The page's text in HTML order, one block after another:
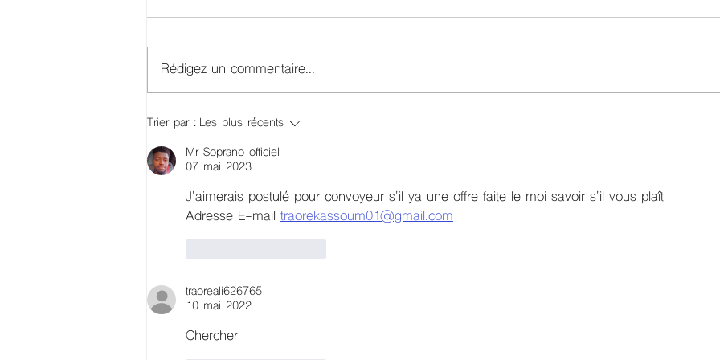
KORI TRANSPORT
Rédigez un commentaire...
Trier par : Les plus récents
Mr Soprano officiel
07 mai 2023
J'aimerais postulé pour convoyeur s'il ya une offre faite le moi savoir s'il vous plaît
Adresse E-mail traorekassoum01@gmail.com
traoreali626765
10 mai 2022
Chercher